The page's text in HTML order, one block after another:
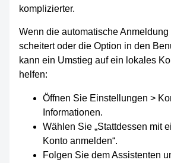
komplizierter.
Wenn die automatische
scheitert oder die Option in den
kann ein Umstieg auf ein lokales
helfen:
Öffnen Sie Einstellungen >
Informationen.
Wählen Sie „Stattdessen mit
Konto anmelden“.
Folgen Sie dem Assistenten